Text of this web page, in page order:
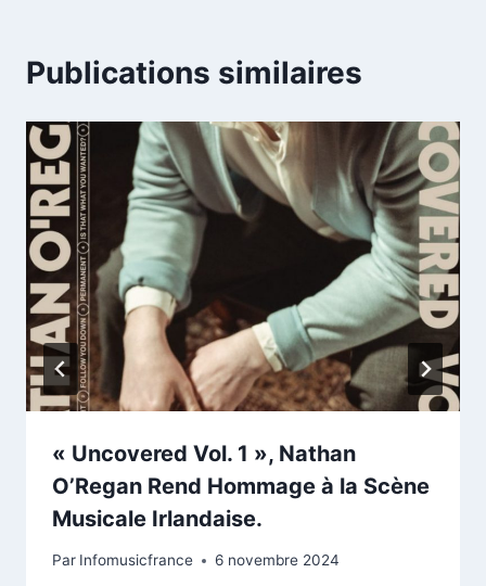
Publications similaires
« Uncovered Vol. 1 », Nathan
O’Regan Rend Hommage à la Scène
Musicale Irlandaise.
Par Infomusicfrance 6 novembre 2024